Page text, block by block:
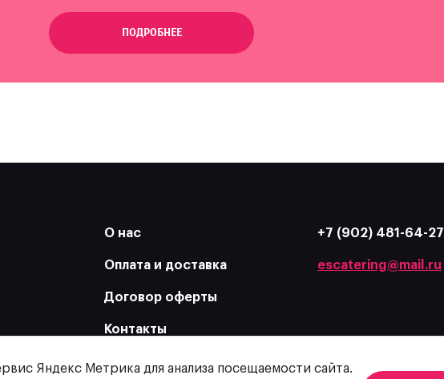
ПОДРОБНЕЕ
О нас
Оплата и доставка
Договор оферты
Контакты
+7 (902) 481-64-27
escatering@mail.ru
Яндекс Метрика для анализа посещаемости сайта.